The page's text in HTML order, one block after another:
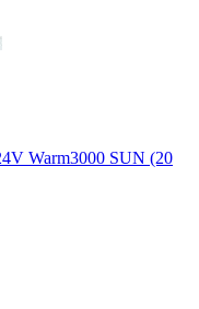
Warm3000 SUN (20